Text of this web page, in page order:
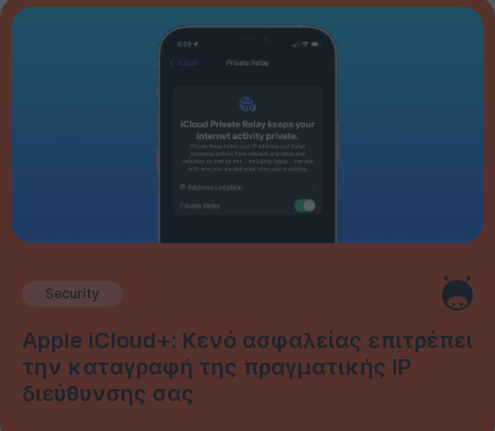
Security
Apple iCloud+: Κενό ασφαλείας επιτρέπει
την καταγραφή της πραγματικής IP
διεύθυνσης σας